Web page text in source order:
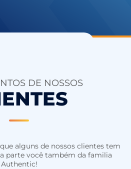
DE NOSSOS
alguns de nossos clientes tem
parte você também da familia
Authentic!